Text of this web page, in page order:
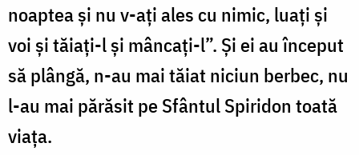
noaptea și nu v-ați ales cu nimic, luați și
voi și tăiați-l și mâncați-l”. Și ei au început
să plângă, n-au mai tăiat niciun berbec, nu
l-au mai părăsit pe Sfântul Spiridon toată
viața.